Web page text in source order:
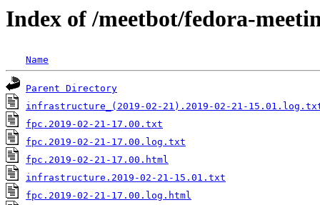
Index of /meetbot/fedora-
Name
Parent Directory
infrastructure_(2019-02-21).2019-02-21-
fpc.2019-02-21-17.00.txt
fpc.2019-02-21-17.00.log.txt
fpc.2019-02-21-17.00.html
infrastructure.2019-02-21-15.01.txt
fpc.2019-02-21-17.00.log.html